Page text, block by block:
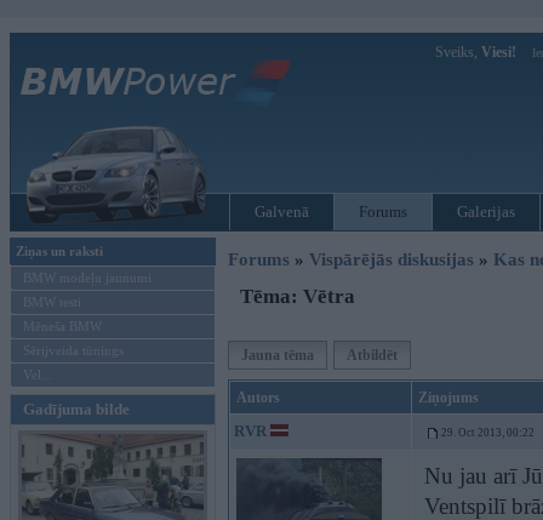
Sveiks, Viesi!
Galvenā Forums Galerijas
Ziņas un raksti
BMW modeļu jaunumi
BMW testi
Mēneša BMW
Sērijveida tūnings
Vel...
Gadījuma bilde
Forums » Vispārējās diskusijas » Kas
Tēma: Vētra
Jauna tēma Atbildēt
Autors Ziņojums
RVR 29. Oct 2013, 00:22
Nu jau arī
Ventspilī